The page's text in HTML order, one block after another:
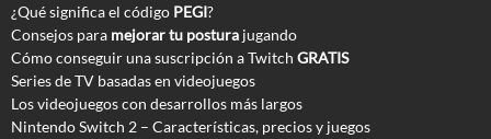
¿Qué significa el código PEGI?
Consejos para mejorar tu postura jugando
Cómo conseguir una suscripción a Twitch GRATIS
Series de TV basadas en videojuegos
Los videojuegos con desarrollos más largos
Nintendo Switch 2 – Características, precios y juegos